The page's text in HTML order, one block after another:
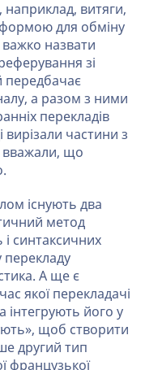
наприклад, витяги,
для обміну
назвати
зі
передбачає
а разом з ними
перекладів
частини з
вважали, що
існують два
метод
синтаксичних
перекладу
А ще є
якої перекладачі
інтегрують його у
щоб створити
другий тип
французької